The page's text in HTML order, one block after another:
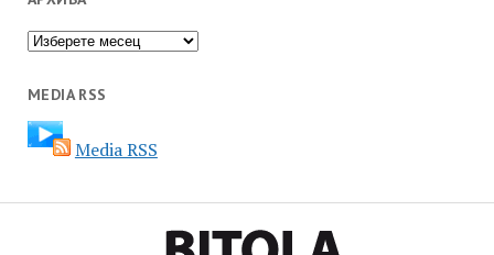
Архива
MEDIA RSS
Media RSS